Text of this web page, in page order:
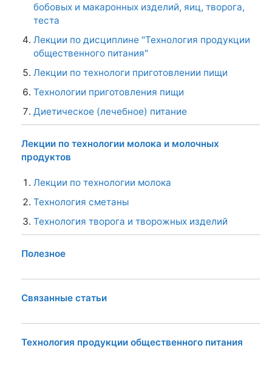
бобовых и макаронных изделий, яиц, творога,
теста
Лекции по дисциплине "Технология продукции
общественного питания"
Лекции по технологи приготовлении пищи
Технологии приготовления пищи
Диетическое (лечебное) питание
Лекции по технологии молока и молочных
продуктов
Лекции по технологии молока
Технология сметаны
Технология творога и творожных изделий
Полезное
Связанные статьи
Технология продукции общественного питания